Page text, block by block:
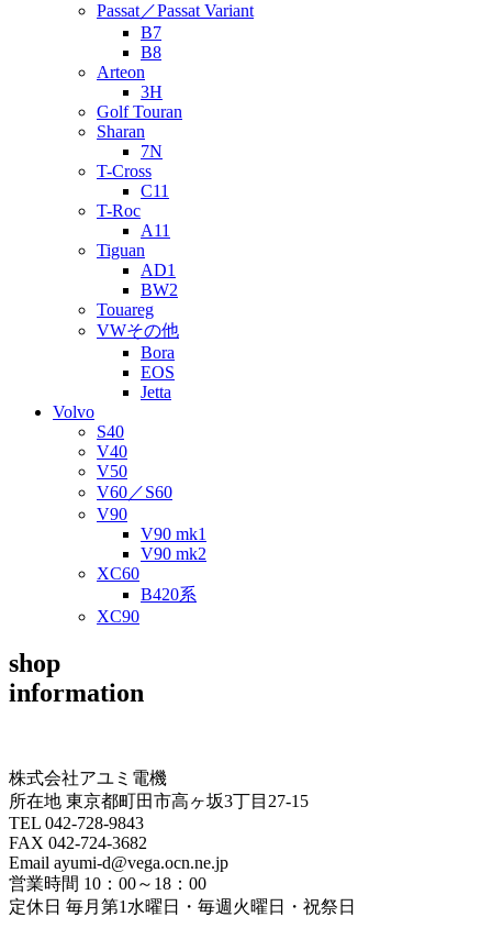
Passat／Passat Variant
B7
B8
Arteon
3H
Golf Touran
Sharan
7N
T-Cross
C11
T-Roc
A11
Tiguan
AD1
BW2
Touareg
VWその他
Bora
EOS
Jetta
Volvo
S40
V40
V50
V60／S60
V90
V90 mk1
V90 mk2
XC60
B420系
XC90
shop
information
株式会社アユミ電機
所在地 東京都町田市高ヶ坂3丁目27‐15
TEL 042-728-9843
FAX 042-724-3682
Email ayumi-d@vega.ocn.ne.jp
営業時間 10：00～18：00
定休日 毎月第1水曜日・毎週火曜日・祝祭日